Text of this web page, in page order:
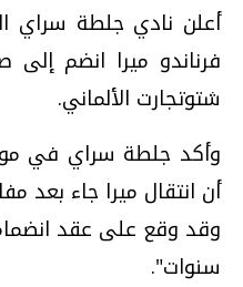
أعلن نادي جلطة سراي
شتوتجارت الألماني.
وأكد جلطة سراي في
أن انتقال ميرا جاء بعد
سنوات".